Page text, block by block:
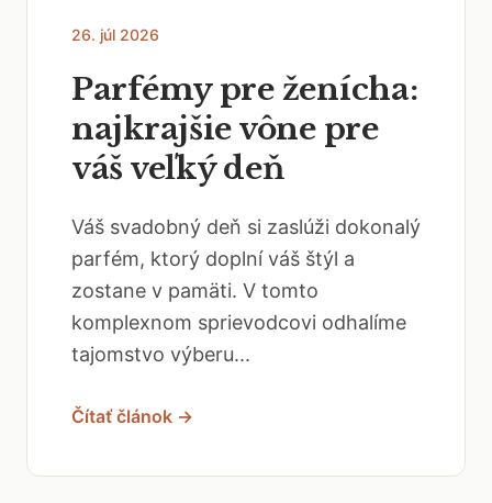
26. júl 2026
Parfémy pre ženícha:
najkrajšie vône pre
váš veľký deň
Váš svadobný deň si zaslúži dokonalý
parfém, ktorý doplní váš štýl a
zostane v pamäti. V tomto
komplexnom sprievodcovi odhalíme
tajomstvo výberu...
Čítať článok →